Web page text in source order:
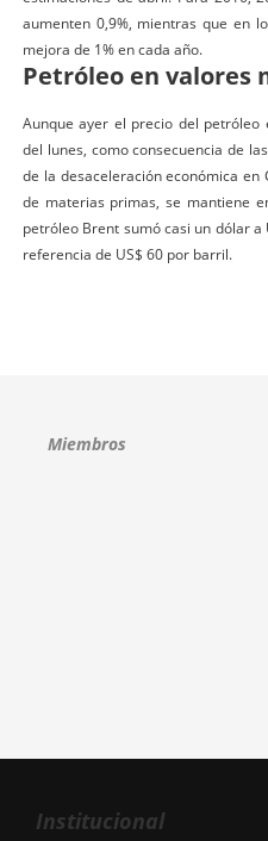
aumenten 0,9%, mientras que en
mejora de 1% en cada año.
Petróleo en valores
Aunque ayer el precio del
del lunes, como consecuencia de
de la desaceleración económica
de materias primas, se mantiene
petróleo Brent sumó casi un dólar a
referencia de US$ 60 por barril.
Miembros
Institucional